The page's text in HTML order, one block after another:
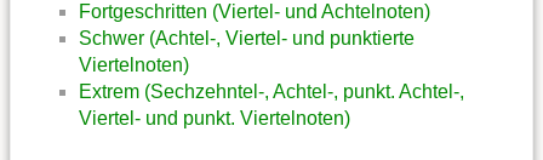
Fortgeschritten (Viertel- und Achtelnoten)
Schwer (Achtel-, Viertel- und punktierte
Viertelnoten)
Extrem (Sechzehntel-, Achtel-, punkt. Achtel-,
Viertel- und punkt. Viertelnoten)